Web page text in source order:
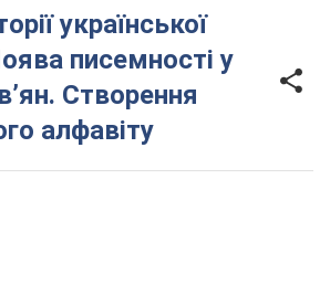
писемності у
Створення
алфавіту